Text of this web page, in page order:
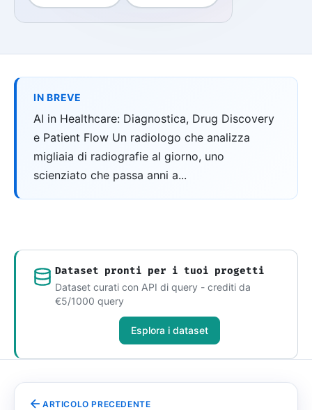
IN BREVE
AI in Healthcare: Diagnostica, Drug Discovery
e Patient Flow Un radiologo che analizza
migliaia di radiografie al giorno, uno
scienziato che passa anni a...
Dataset pronti per i tuoi progetti
Dataset curati con API di query - crediti da
€5/1000 query
Esplora i dataset
ARTICOLO PRECEDENTE